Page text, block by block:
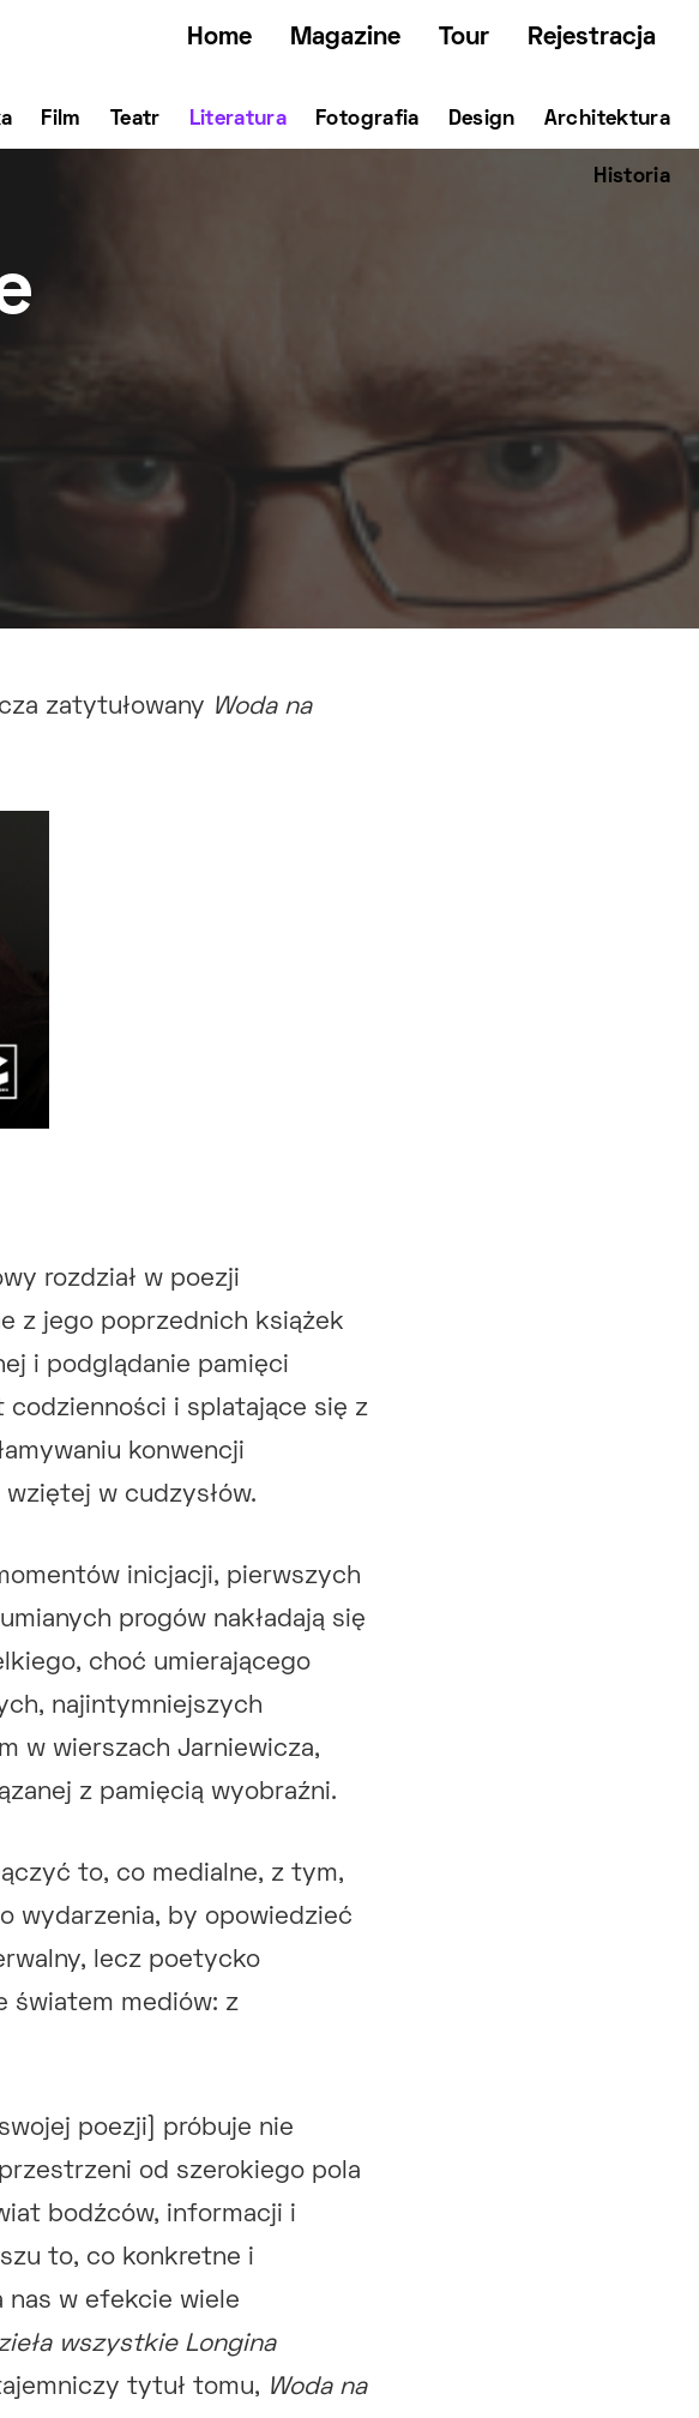
Home Magazine Tour Rejestracja
Film Teatr Literatura Fotografia Design Architektura
Historia
zatytułowany Woda na
rozdział w poezji
z jego poprzednich książek
i podglądanie pamięci
codzienności i splatające się z
konwencji
w cudzysłów.
inicjacji, pierwszych
progów nakładają się
choć umierającego
najintymniejszych
w wierszach Jarniewicza,
z pamięcią wyobraźni.
to, co medialne, z tym,
wydarzenia, by opowiedzieć
lecz poetycko
światem mediów: z
poezji] próbuje nie
od szerokiego pola
bodźców, informacji i
to, co konkretne i
nas w efekcie wiele
wszystkie Longina
tytuł tomu, Woda na